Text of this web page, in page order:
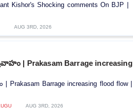
Shocking comments On BJP |
AUG 3RD, 2026
| Prakasam Barrage increasing
Prakasam Barrage increasing flood flow |
AUG 3RD, 2026